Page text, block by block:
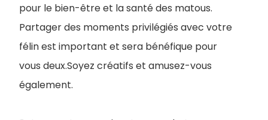
pour le bien-être et la santé des matous.
Partager des moments privilégiés avec votre
félin est important et sera bénéfique pour
vous deux.Soyez créatifs et amusez-vous
également.